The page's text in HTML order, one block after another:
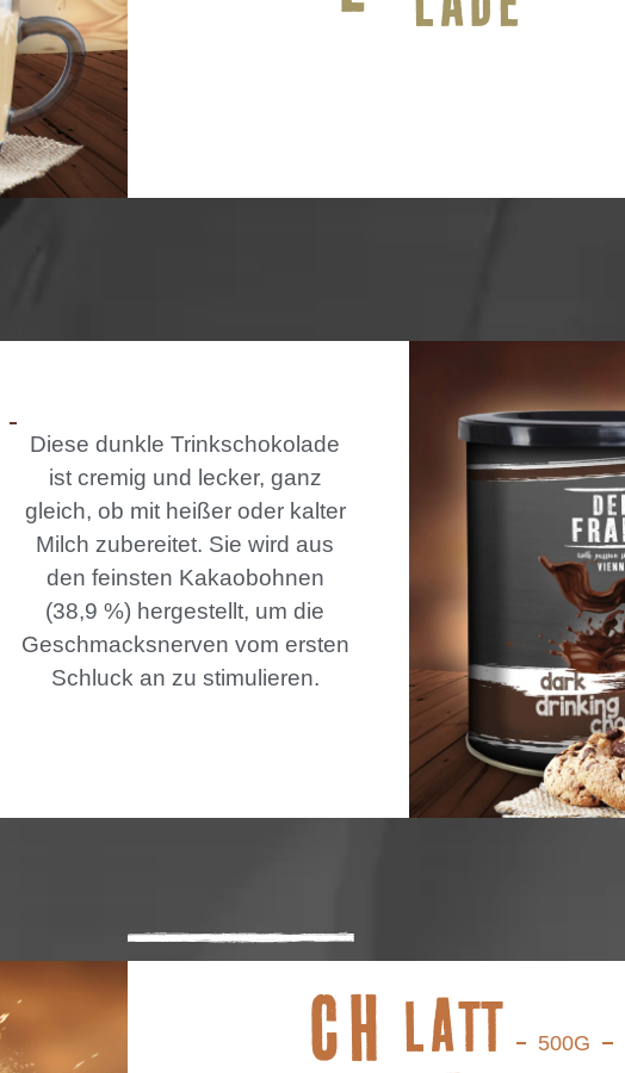
Diese dunkle Trinkschokolade
ist cremig und lecker, ganz
gleich, ob mit heißer oder kalter
Milch zubereitet. Sie wird aus
den feinsten Kakaobohnen
(38,9 %) hergestellt, um die
Geschmacksnerven vom ersten
Schluck an zu stimulieren.
CH LATT
500G